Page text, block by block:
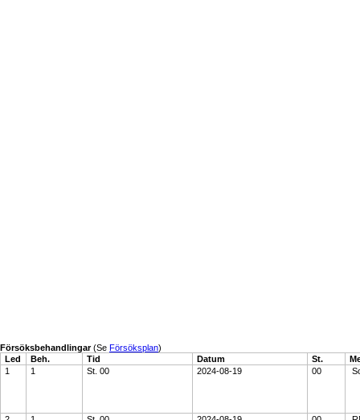
Försöksbehandlingar(Se Försöksplan)
Led
Beh. Tid Datum St.
1
1 St. 00 2024-08-19 00